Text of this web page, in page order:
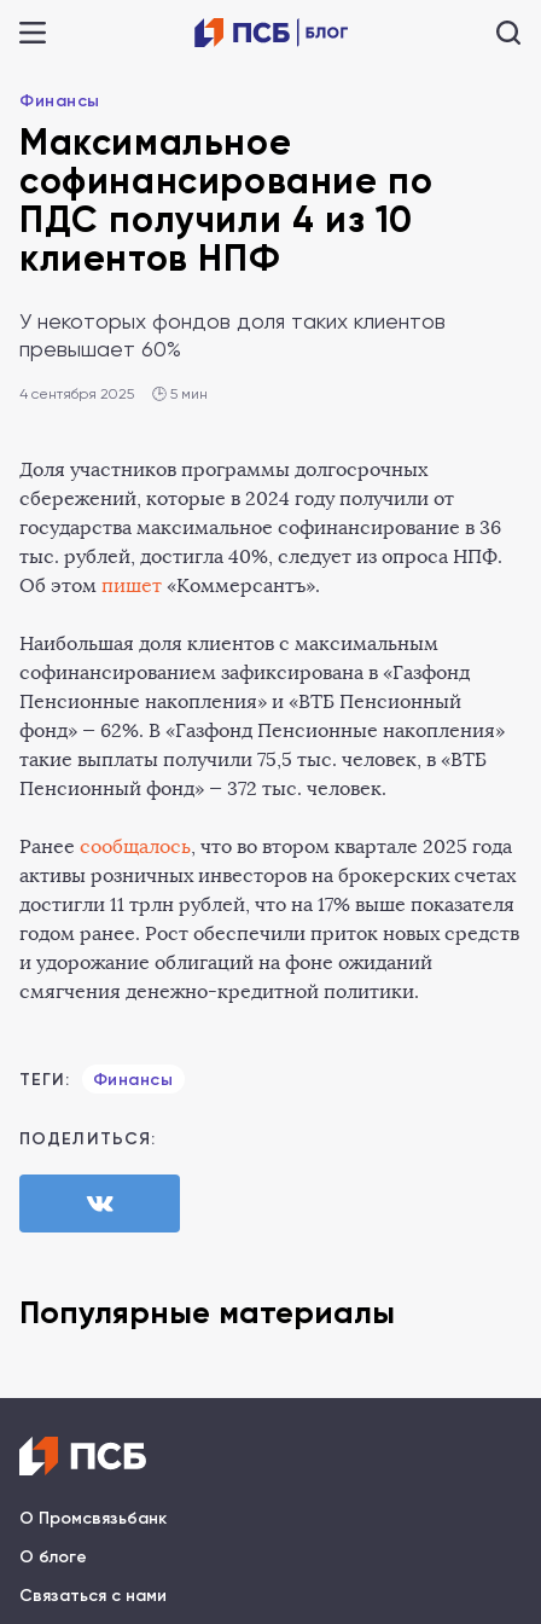
Финансы
Максимальное
софинансирование по
ПДС получили 4 из 10
клиентов НПФ
У некоторых фондов доля таких клиентов
превышает 60%
4 сентября 2025 🕒 5 мин
Доля участников программы долгосрочных
сбережений, которые в 2024 году получили от
государства максимальное софинансирование в 36
тыс. рублей, достигла 40%, следует из опроса НПФ.
Об этом пишет «Коммерсантъ».
Наибольшая доля клиентов с максимальным
софинансированием зафиксирована в «Газфонд
Пенсионные накопления» и «ВТБ Пенсионный
фонд» — 62%. В «Газфонд Пенсионные накопления»
такие выплаты получили 75,5 тыс. человек, в «ВТБ
Пенсионный фонд» — 372 тыс. человек.
Ранее сообщалось, что во втором квартале 2025 года
активы розничных инвесторов на брокерских счетах
достигли 11 трлн рублей, что на 17% выше показателя
годом ранее. Рост обеспечили приток новых средств
и удорожание облигаций на фоне ожиданий
смягчения денежно-кредитной политики.
ТЕГИ: Финансы
ПОДЕЛИТЬСЯ:
Популярные материалы
О Промсвязьбанк
О блоге
Связаться с нами